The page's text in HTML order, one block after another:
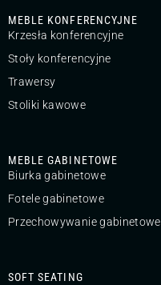
MEBLE KONFERENCYJNE
Krzesła konferencyjne
Stoły konferencyjne
Trawersy
Stoliki kawowe
MEBLE GABINETOWE
Biurka gabinetowe
Fotele gabinetowe
Przechowywanie gabinetowe
SOFT SEATING